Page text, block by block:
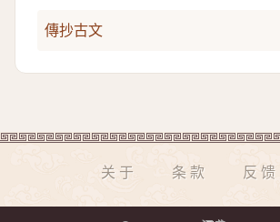
傳抄古文
关于 条款 反馈